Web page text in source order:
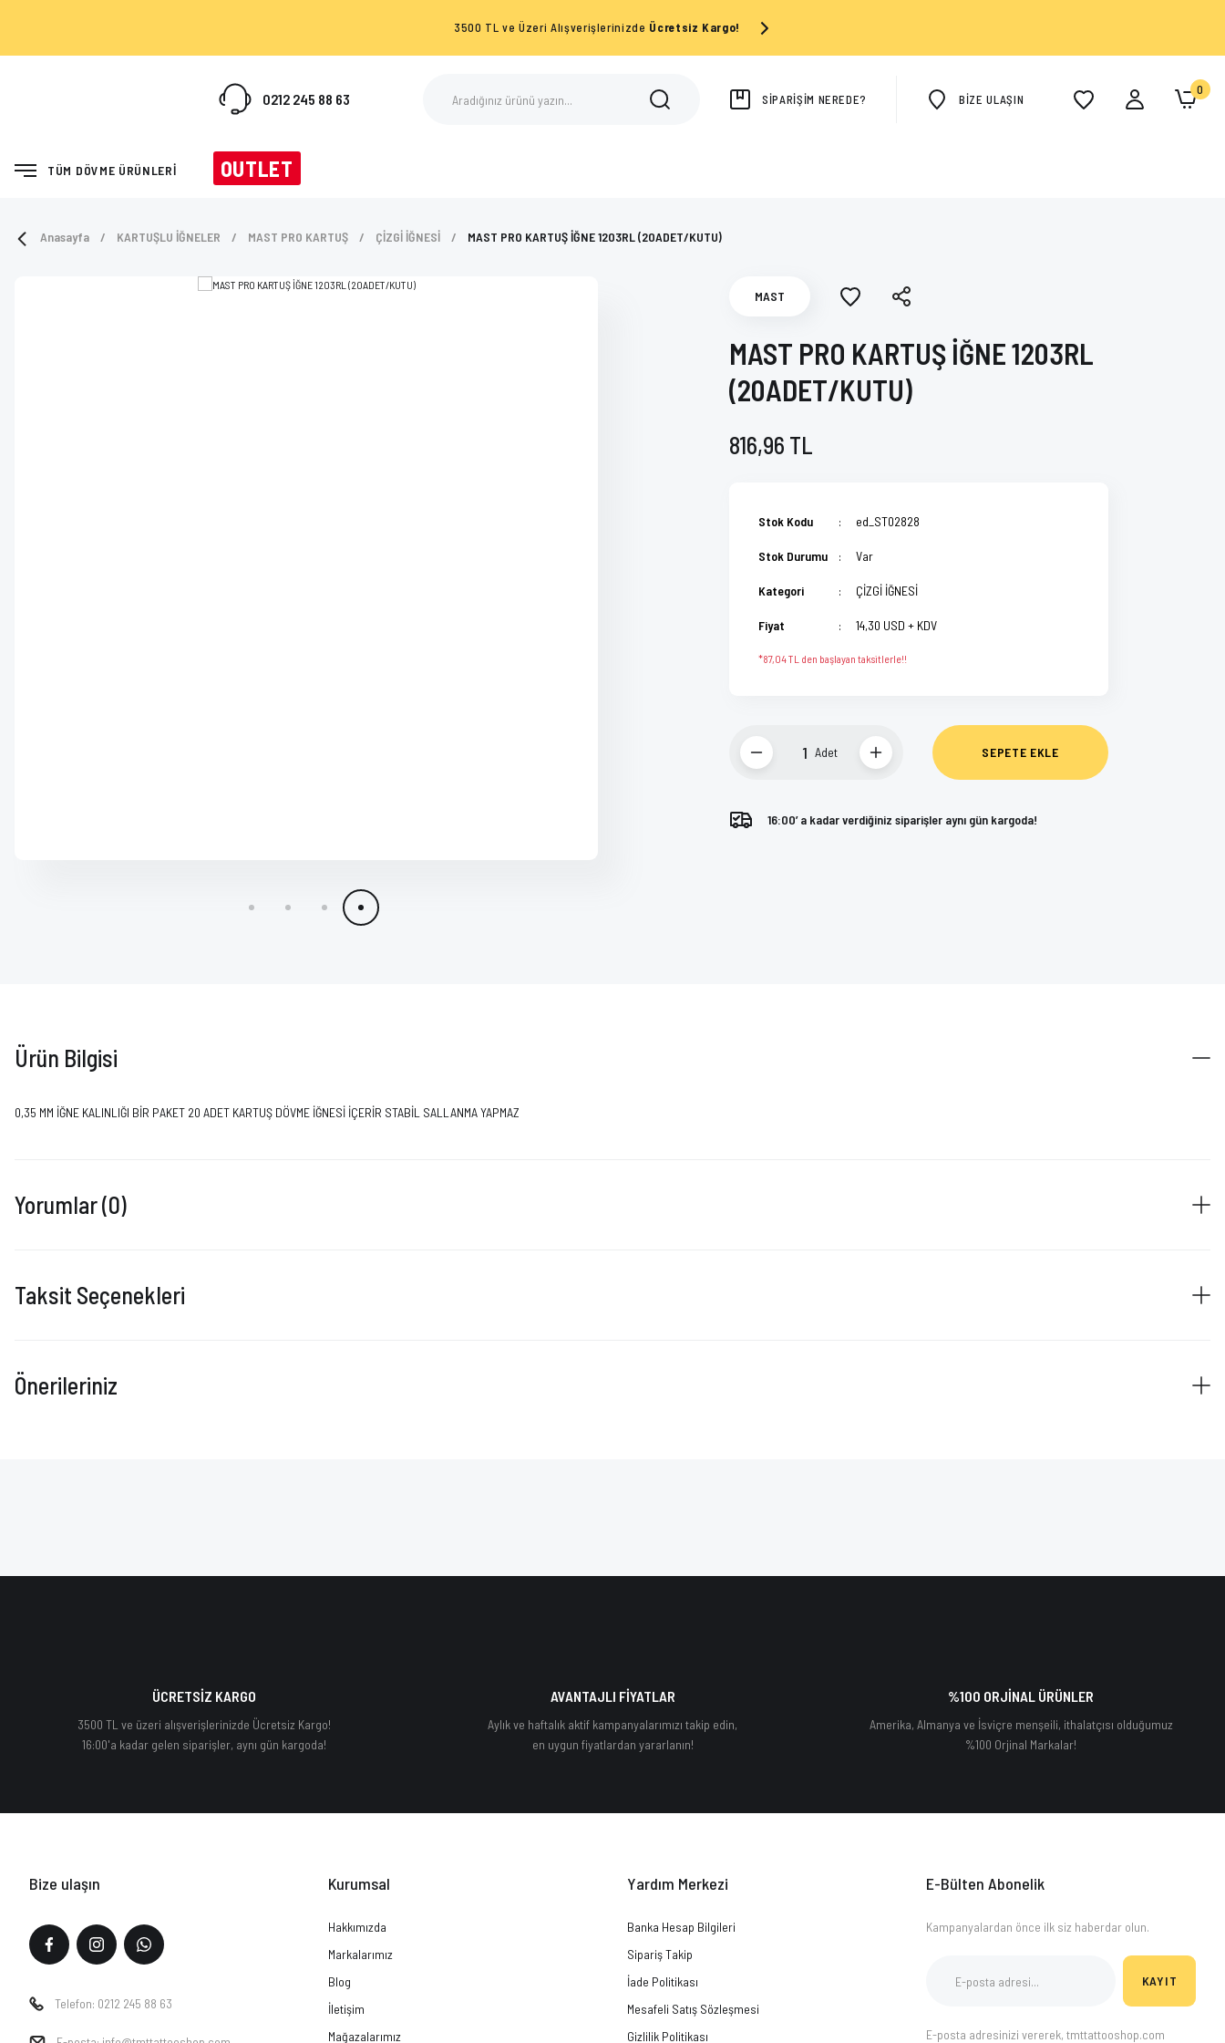
3500 TL ve Üzeri Alışverişlerinizde Ücretsiz Kargo!
0212 245 88 63 SİPARİŞİM NEREDE? BİZE ULAŞIN
0
TÜM DÖVME ÜRÜNLERİ OUTLET
Anasayfa KARTUŞLU İĞNELER MAST PRO KARTUŞ ÇİZGİ İĞNESİ MAST PRO KARTUŞ İĞNE 1203RL (20ADET/KUTU)
MAST
MAST PRO KARTUŞ İĞNE 1203RL
(20ADET/KUTU)
816,96 TL
Stok Kodu ed_ST02828
Stok Durumu Var
Kategori ÇİZGİ İĞNESİ
Fiyat 14,30 USD + KDV
*87,04 TL den başlayan taksitlerle!!
Adet SEPETE EKLE
16:00’ a kadar verdiğiniz siparişler aynı gün kargoda!
Ürün Bilgisi
0,35 MM İĞNE KALINLIĞI BİR PAKET 20 ADET KARTUŞ DÖVME İĞNESİ İÇERİR STABİL SALLANMA YAPMAZ
Yorumlar (0)
Taksit Seçenekleri
Önerileriniz
ÜCRETSİZ KARGO
3500 TL ve üzeri alışverişlerinizde Ücretsiz Kargo!
16:00'a kadar gelen siparişler, aynı gün kargoda!
AVANTAJLI FİYATLAR
Aylık ve haftalık aktif kampanyalarımızı takip edin,
en uygun fiyatlardan yararlanın!
%100 ORJİNAL ÜRÜNLER
Amerika, Almanya ve İsviçre menşeili, ithalatçısı olduğumuz
%100 Orjinal Markalar!
Bize ulaşın
Telefon: 0212 245 88 63
Kurumsal
Hakkımızda
Markalarımız
Blog
İletişim
Mağazalarımız
Yardım Merkezi
Banka Hesap Bilgileri
Sipariş Takip
İade Politikası
Mesafeli Satış Sözleşmesi
Gizlilik Politikası
E-Bülten Abonelik
Kampanyalardan önce ilk siz haberdar olun.
KAYIT
E-posta adresinizi vererek, tmttattooshop.com